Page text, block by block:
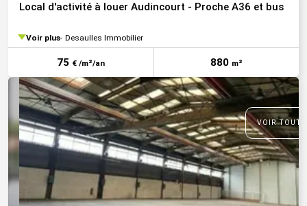
Local d'activité à louer Audincourt - Proche A36 et bus
Voir plus Desaulles Immobilier
75 € /m²/an 880 m²
VOIR